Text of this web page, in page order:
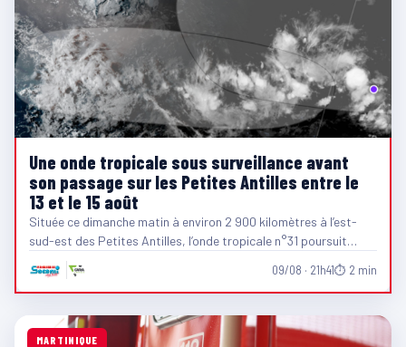
Une onde tropicale sous surveillance avant
son passage sur les Petites Antilles entre le
13 et le 15 août
Située ce dimanche matin à environ 2 900 kilomètres à l’est-
sud-est des Petites Antilles, l’onde tropicale n°31 poursuit…
09/08 · 21h41⏱ 2 min
MARTINIQUE